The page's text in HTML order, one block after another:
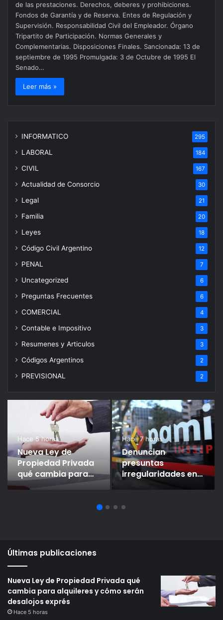
de las prestaciones. Derechos, deberes y prohibiciones.
Fondos de Garantía y de Reserva. Entes de Regulación y
Supervisión. Responsabilidad Civil del Empleador. Órgano
Tripartito de Participación. Normas Generales y
Complementarias. Disposiciones Finales. Sancionada: 13 de
septiembre de 1995 Promulgada: 3 de Octubre de 1995 El
Senado…
Leer más »
INFORMATICO 295
LABORAL 184
CIVIL 167
Actualidad de Consorcio 30
Legal 21
Familia 20
Leyes 18
Código Civil Argentino 12
PENAL 7
Uncategorized 6
Preguntas Frecuentes 6
COMERCIAL 4
Contable e Impositivo 3
Resumenes y Articulos 3
Códigos Argentinos 2
PREVISIONAL 2
Hace 5 horas
Nueva Ley de
Propiedad Privada
qué cambia para
alquileres y cómo
Hace 7 horas
Denuncian
presuntas
irregularidades en
réplica en el PAMI
Últimas publicaciones
Nueva Ley de Propiedad Privada qué
cambia para alquileres y cómo serán
desalojos exprés
Hace 5 horas